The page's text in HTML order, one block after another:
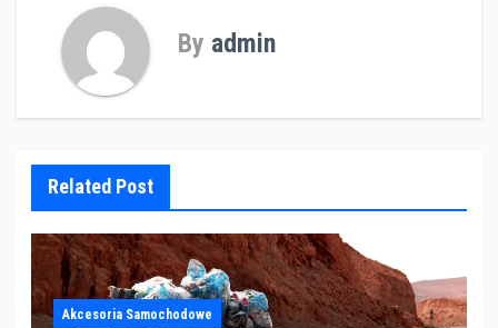
By admin
Related Post
Akcesoria Samochodowe